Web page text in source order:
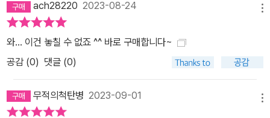
ach28220 2023-08-24
와... 이건 놓칠 수 없죠 ^^ 바로 구매합니다~
공감 (0) 댓글 (0)
무적의척탄병 2023-09-01